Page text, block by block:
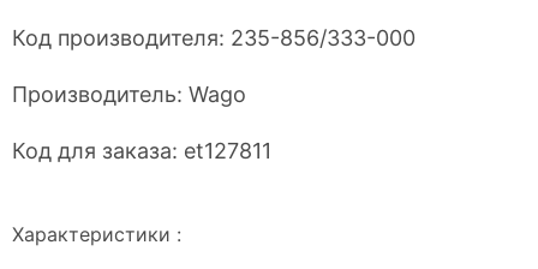
Код производителя: 235-856/333-000
Производитель: Wago
Код для заказа: et127811
Характеристики :